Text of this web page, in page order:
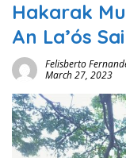
Hakarak
An La’ós
Felisberto
March 27, 2023